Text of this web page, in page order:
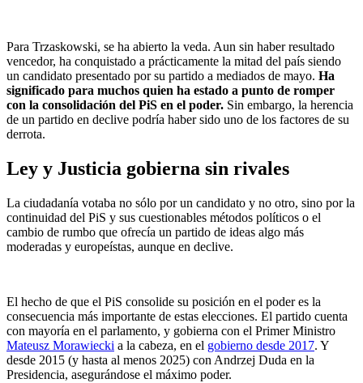
Para Trzaskowski, se ha abierto la veda. Aun sin haber resultado
vencedor, ha conquistado a prácticamente la mitad del país siendo
un candidato presentado por su partido a mediados de mayo. Ha
significado para muchos quien ha estado a punto de romper
con la consolidación del PiS en el poder. Sin embargo, la herencia
de un partido en declive podría haber sido uno de los factores de su
derrota.
Ley y Justicia gobierna sin rivales
La ciudadanía votaba no sólo por un candidato y no otro, sino por la
continuidad del PiS y sus cuestionables métodos políticos o el
cambio de rumbo que ofrecía un partido de ideas algo más
moderadas y europeístas, aunque en declive.
El hecho de que el PiS consolide su posición en el poder es la
consecuencia más importante de estas elecciones. El partido cuenta
con mayoría en el parlamento, y gobierna con el Primer Ministro
Mateusz Morawiecki a la cabeza, en el gobierno desde 2017. Y
desde 2015 (y hasta al menos 2025) con Andrzej Duda en la
Presidencia, asegurándose el máximo poder.